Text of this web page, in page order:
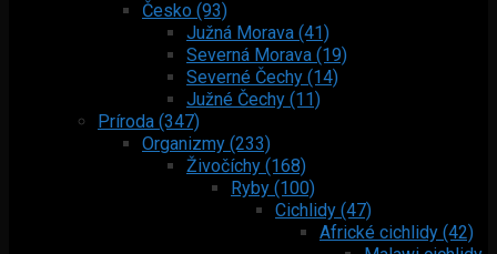
Česko (93)
Južná Morava (41)
Severná Morava (19)
Severné Čechy (14)
Južné Čechy (11)
Príroda (347)
Organizmy (233)
Živočíchy (168)
Ryby (100)
Cichlidy (47)
Africké cichlidy (42)